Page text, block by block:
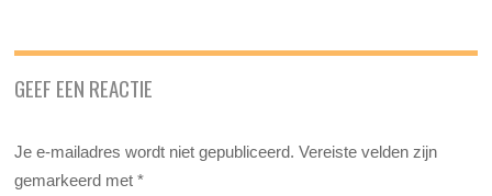
GEEF EEN REACTIE
Je e-mailadres wordt niet gepubliceerd. Vereiste velden zijn
gemarkeerd met*